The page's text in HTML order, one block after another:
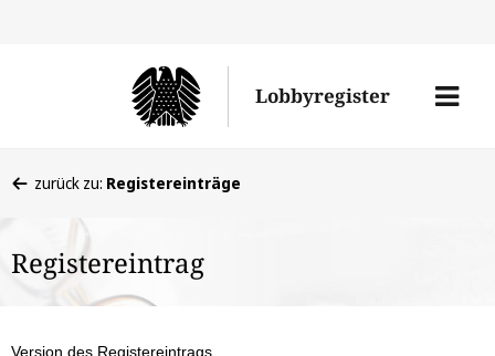
Lobbyregister
Menü
befinden
hier:
zurück zu: Registereinträge
Registereintrag
Version des Registereintrags